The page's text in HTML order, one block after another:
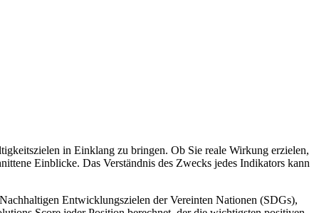
in Einklang zu bringen. Ob Sie reale Wirkung erzielen,
Einblicke. Das Verständnis des Zwecks jedes Indikators kann
Entwicklungszielen der Vereinten Nationen (SDGs),